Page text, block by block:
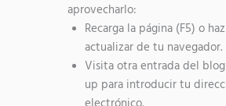
aprovecharlo:
Recarga la página (F5) o
actualizar de tu navegador.
Visita otra entrada del
up para introducir tu